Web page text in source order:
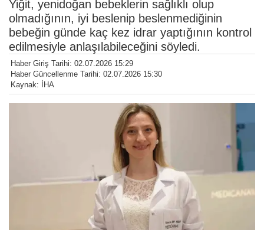
Yiğit, yenidoğan bebeklerin sağlıklı olup
olmadığının, iyi beslenip beslenmediğinin
bebeğin günde kaç kez idrar yaptığının kontrol
edilmesiyle anlaşılabileceğini söyledi.
Haber Giriş Tarihi: 02.07.2026 15:29
Haber Güncellenme Tarihi: 02.07.2026 15:30
Kaynak: İHA